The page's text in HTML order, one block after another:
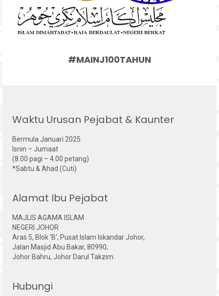
#MAINJ100TAHUN
Waktu Urusan Pejabat & Kaunter
Bermula Januari 2025
Isnin – Jumaat
(8.00 pagi – 4.00 petang)
*Sabtu & Ahad (Cuti)
Alamat Ibu Pejabat
MAJLIS AGAMA ISLAM
NEGERI JOHOR
Aras 5, Blok 'B', Pusat Islam Iskandar Johor,
Jalan Masjid Abu Bakar, 80990,
Johor Bahru, Johor Darul Takzim.
Hubungi